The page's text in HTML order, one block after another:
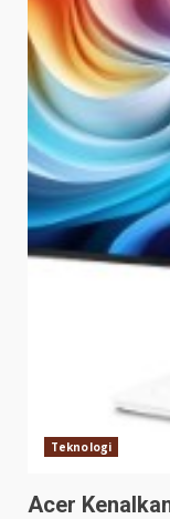
Teknologi
Acer